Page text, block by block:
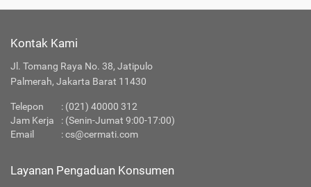
Kontak Kami
Jl. Tomang Raya No. 38, Jatipulo
Palmerah, Jakarta Barat 11430
Telepon : (021) 40000 312
Jam Kerja
: (Senin-Jumat 9:00-17:00)
Email
:cs@cermati.com
Layanan Pengaduan Konsumen